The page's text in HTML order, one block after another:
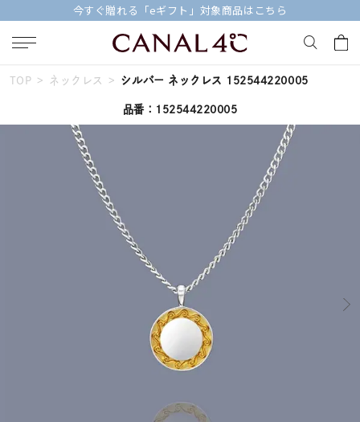
今すぐ贈れる「eギフト」対象商品はこちら
キーワードで検索する
人気検索キーワード
#eギフト #ハーフエタニティリング
#メンズ ネックレス
TOP ネックレス シルバー ネックレス 152544220005
品番：152544220005